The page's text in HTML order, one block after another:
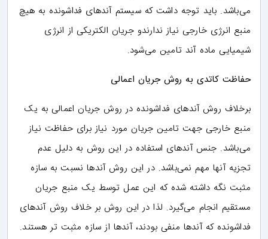
می‌باشد. باید توجه داشت که سیستم آندهای فداشونده به هیچ
منبع انرژی خارجی نیاز ندارندو جریان الکتریکی از انرژی
شیمیایی ماده آند تامین می‌شود.
حفاظت کاتدی به روش جریان اعمالی
برخلاف روش آندهای فداشونده در روش جریان اعمالی به یک
منبع خارجی جهت تامین جریان مورد نیاز برای حفاظت نیاز
می‌باشد. جنس آندهای استفاده در این روش به دلیل عدم
تجزیه آنها مهم نمی‌باشد. در این روش آندها نسبت به سازه
مثبت نگه داشته شده که این عمل توسط یک منبع جریان
مستقیم انجام می‌گیرد. لذا در این روش بر خلاف روش آندهای
فداشونده که آندها منفی بودند، آندها از سازه مثبت تر هستند.